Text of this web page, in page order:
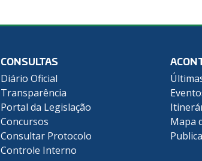
CONSULTAS
Diário Oficial
Transparência
Portal da Legislação
Concursos
Consultar Protocolo
Controle Interno
Mapa